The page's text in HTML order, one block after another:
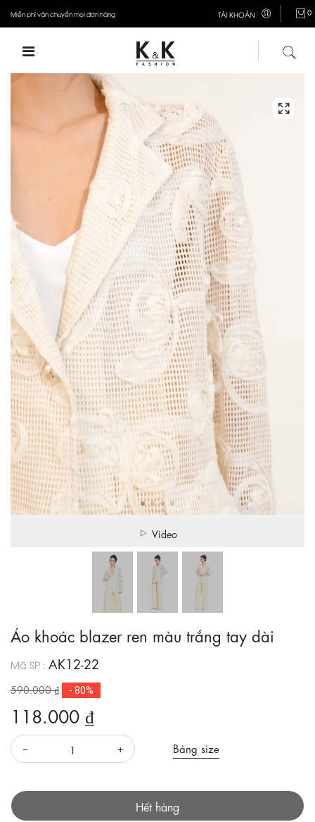
Miễn phí vận chuyển mọi đơn hàng TÀI KHOẢN 0
Video
Áo khoác blazer ren màu trắng tay dài
Mã SP : AK12-22
590.000 ₫ - 80%
118.000 ₫
Bảng size
Hết hàng